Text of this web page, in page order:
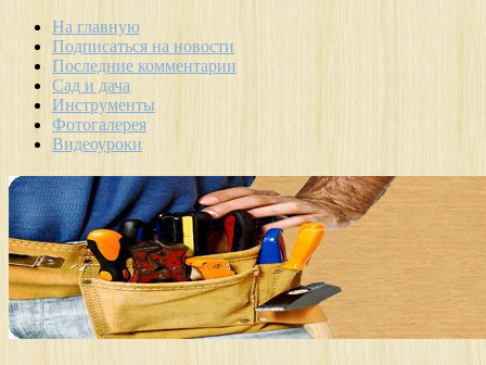
На главную
Подписаться на новости
Последние комментарии
Сад и дача
Инструменты
Фотогалерея
Видеоуроки